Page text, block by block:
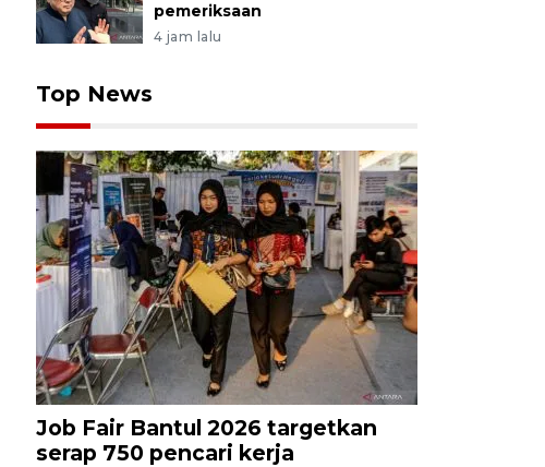
pemeriksaan
4 jam lalu
Top News
Job Fair Bantul 2026 targetkan
serap 750 pencari kerja